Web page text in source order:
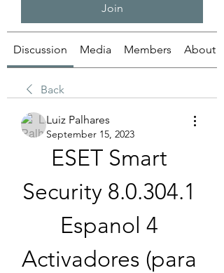
Join
Discussion Media Members About
Back
Luiz Palhares
September 15, 2023
ESET Smart
Security 8.0.304.1
Espanol 4
Activadores (para